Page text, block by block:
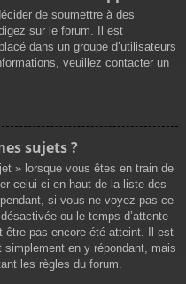
de soumettre à des
sur le forum. Il est
dans un groupe d’utilisateurs
veuillez contacter un
sujets ?
» lorsque vous êtes en train de
celui-ci en haut de la liste des
si vous ne voyez pas ce
ou le temps d’attente
être pas encore été atteint. Il est
en y répondant, mais
les règles du forum.